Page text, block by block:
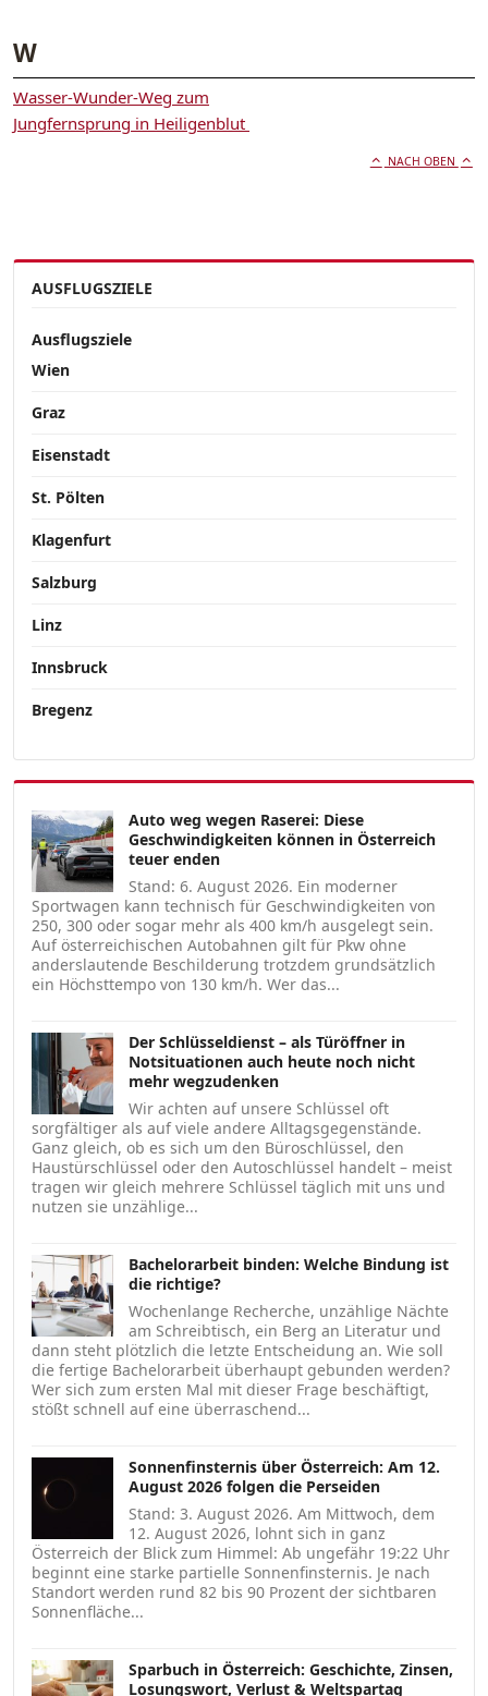
W
Wasser-Wunder-Weg zum
Jungfernsprung in Heiligenblut
NACH OBEN
AUSFLUGSZIELE
Ausflugsziele
Wien
Graz
Eisenstadt
St. Pölten
Klagenfurt
Salzburg
Linz
Innsbruck
Bregenz
Auto weg wegen Raserei: Diese
Geschwindigkeiten können in Österreich
teuer enden
Stand: 6. August 2026. Ein moderner
Sportwagen kann technisch für Geschwindigkeiten von
250, 300 oder sogar mehr als 400 km/h ausgelegt sein.
Auf österreichischen Autobahnen gilt für Pkw ohne
anderslautende Beschilderung trotzdem grundsätzlich
ein Höchsttempo von 130 km/h. Wer das...
Der Schlüsseldienst – als Türöffner in
Notsituationen auch heute noch nicht
mehr wegzudenken
Wir achten auf unsere Schlüssel oft
sorgfältiger als auf viele andere Alltagsgegenstände.
Ganz gleich, ob es sich um den Büroschlüssel, den
Haustürschlüssel oder den Autoschlüssel handelt – meist
tragen wir gleich mehrere Schlüssel täglich mit uns und
nutzen sie unzählige...
Bachelorarbeit binden: Welche Bindung ist
die richtige?
Wochenlange Recherche, unzählige Nächte
am Schreibtisch, ein Berg an Literatur und
dann steht plötzlich die letzte Entscheidung an. Wie soll
die fertige Bachelorarbeit überhaupt gebunden werden?
Wer sich zum ersten Mal mit dieser Frage beschäftigt,
stößt schnell auf eine überraschend...
Sonnenfinsternis über Österreich: Am 12.
August 2026 folgen die Perseiden
Stand: 3. August 2026. Am Mittwoch, dem
12. August 2026, lohnt sich in ganz
Österreich der Blick zum Himmel: Ab ungefähr 19:22 Uhr
beginnt eine starke partielle Sonnenfinsternis. Je nach
Standort werden rund 82 bis 90 Prozent der sichtbaren
Sonnenfläche...
Sparbuch in Österreich: Geschichte, Zinsen,
Losungswort, Verlust & Weltspartag